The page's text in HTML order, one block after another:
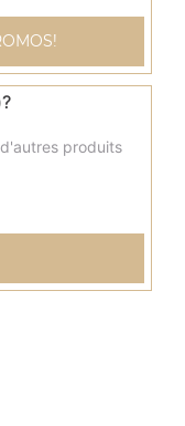
olives
produits